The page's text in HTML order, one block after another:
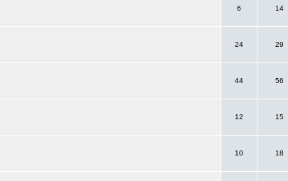
6 14
24 29
44 56
12 15
10 18